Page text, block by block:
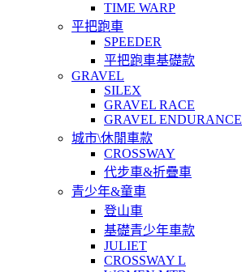
TIME WARP
平把跑車
SPEEDER
平把跑車基礎款
GRAVEL
SILEX
GRAVEL RACE
GRAVEL ENDURANCE
城市\休閒車款
CROSSWAY
代步車&折疊車
青少年&童車
登山車
基礎青少年車款
JULIET
CROSSWAY L